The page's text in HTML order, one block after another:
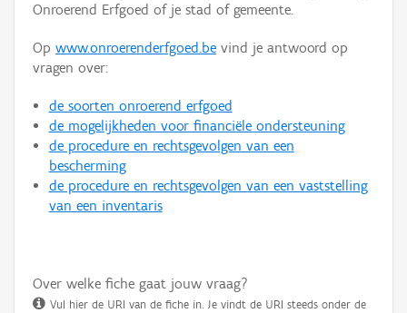
Aanmelden
Onroerend Erfgoed of je stad of gemeente.
Op www.onroerenderfgoed.be vind je antwoord op
vragen over:
de soorten onroerend erfgoed
de mogelijkheden voor financiële ondersteuning
de procedure en rechtsgevolgen van een
bescherming
de procedure en rechtsgevolgen van een vaststelling
van een inventaris
Over welke fiche gaat jouw vraag?
Vul hier de URI van de fiche in. Je vindt de URI steeds onder de